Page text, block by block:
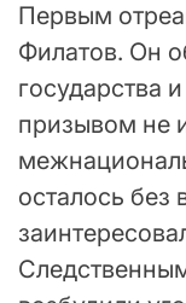
Первым
Филатов. Он
государства
призывом не
осталось